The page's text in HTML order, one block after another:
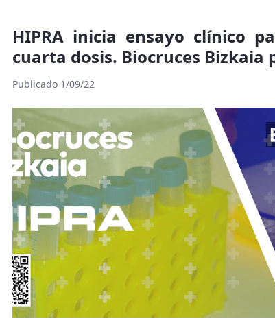
HIPRA inicia ensayo clínico
cuarta dosis. Biocruces Bizkaia
Publicado 1/09/22